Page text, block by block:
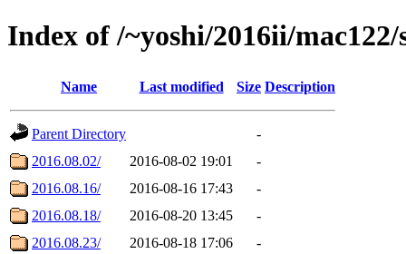
Index of /~yoshi/2016ii/mac122/
Name Last modified Size Description
Parent Directory
-
2016.08.02/
2016-08-02 19:01
-
2016.08.16/
2016-08-16 17:43
-
2016.08.18/
2016-08-20 13:45
-
2016.08.23/
2016-08-18 17:06
-